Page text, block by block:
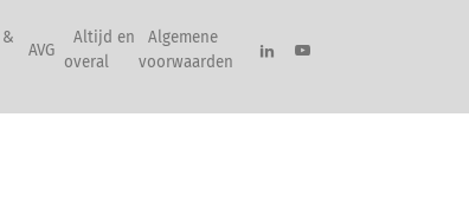
AVG
Altijd en
overal
Algemene
voorwaarden